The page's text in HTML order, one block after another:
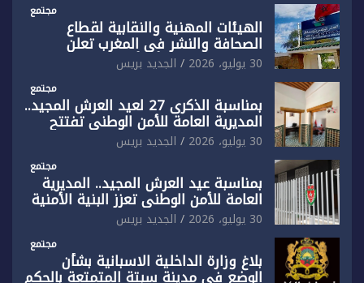
مجتمع
الهيئات المهنية والنقابية لقطاع
الصحافة والنشر في المغرب تعلن
رفضها القاطع لـ”أي أجندة انتخابية
مُعدة على مقاس سياسي ومصلحي
ضيق”
30 يوليو، 2026 الجديد بريس
مجتمع
بمناسبة الذكرى 27 لعيد العرش المجيد..
المديرية العامة للأمن الوطني تفتتح
المقر الجديد لفرقة الشرطة السياحية
بفاس
30 يوليو، 2026 الجديد بريس
مجتمع
بمناسبة عيد العرش المجيد.. المديرية
العامة للأمن الوطني تعزز البنية الأمنية
بالناظور بإحداث فرقتين جديدتين
30 يوليو، 2026 الجديد بريس
مجتمع
بلاغ وزارة الداخلية الاسبانية بشأن
الوضع في مدينة سبتة المتمتعة بالحكم